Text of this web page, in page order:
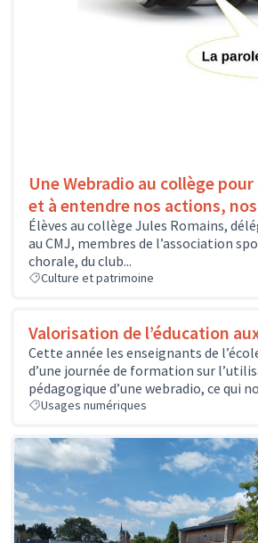
Une Webradio au collège
et à entendre nos actions,
Élèves au collège Jules Romains,
au CMJ, membres de l’association
chorale, du club...
Culture et patrimoine
Valorisation de l’éducation
Cette année les enseignants de
d’une journée de formation sur
pédagogique d’une webradio, ce qui
Usages numériques